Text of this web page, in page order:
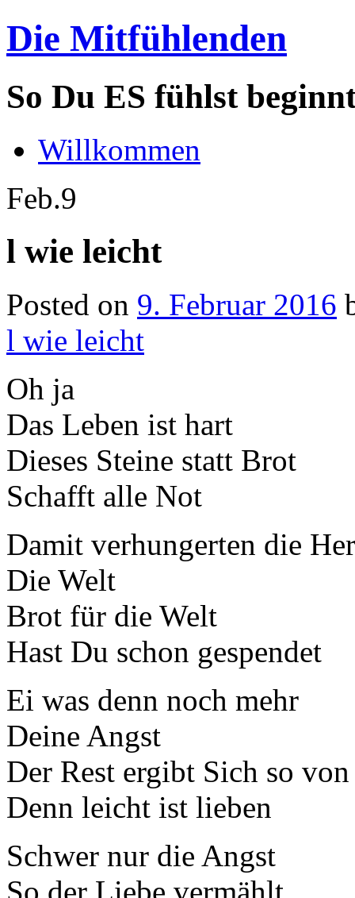
Die Mitfühlenden
So Du ES fühlst
Willkommen
Feb.9
l wie leicht
Posted on 9. Februar 2016
l wie leicht
Oh ja
Das Leben ist hart
Dieses Steine statt Brot
Schafft alle Not
Damit verhungerten die
Die Welt
Brot für die Welt
Hast Du schon gespendet
Ei was denn noch mehr
Deine Angst
Der Rest ergibt Sich so
Denn leicht ist lieben
Schwer nur die Angst
So der Liebe vermählt